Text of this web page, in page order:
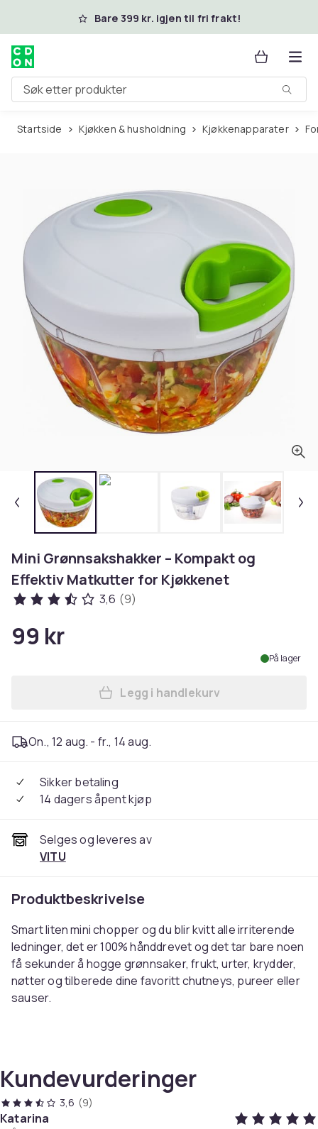
Hopp til hovedinnholdBare 399 kr. igjen til fri frakt!
Søk etter produkter
Startside Kjøkken & husholdning Kjøkkenapparater
Mini Grønnsakshakker – Kompakt og
Effektiv Matkutter for Kjøkkenet
3,6 (9)
99 kr
På lager
Legg Mini
Legg i handlekurv
On., 12 aug. - fr., 14 aug.
Sikker betaling
14 dagers åpent kjøp
Selges og leveres av
VITU
Produktbeskrivelse
Smart liten mini chopper og du blir kvitt alle irriterende
ledninger, det er 100% hånddrevet og det tar bare noen
få sekunder å hogge grønnsaker, frukt, urter, krydder,
nøtter og tilberede dine favoritt chutneys, pureer eller
sauser.
Hakk nøtter og løk
Lag salsa, pesto, guacamole, sauser og mye mer
Kundevurderinger
3,6 (9)
Katarina